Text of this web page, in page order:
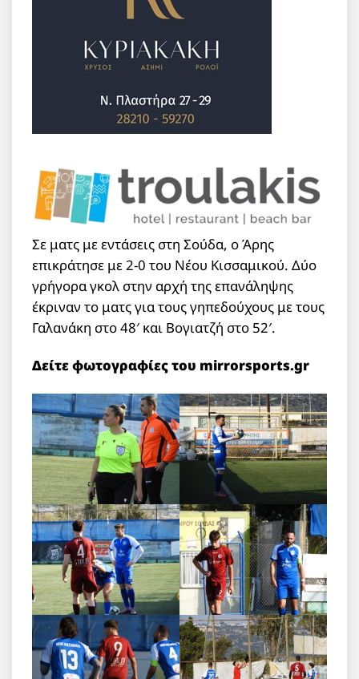
Σε ματς με εντάσεις στη Σούδα, ο Άρης
επικράτησε με 2-0 του Νέου Κισσαμικού. Δύο
γρήγορα γκολ στην αρχή της επανάληψης
έκριναν το ματς για τους γηπεδούχους με τους
Γαλανάκη στο 48′ και Βογιατζή στο 52′.
Δείτε φωτογραφίες του mirrorsports.gr